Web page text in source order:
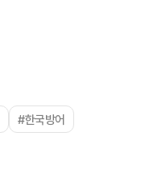
#한국방어